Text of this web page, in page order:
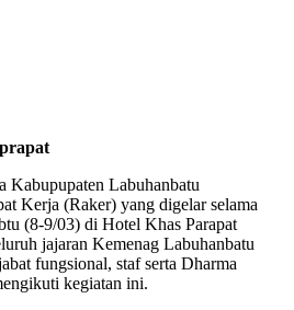
Kabupupaten Labuhanbatu
Kerja (Raker) yang digelar selama
(8-9/03) di Hotel Khas Parapat
jajaran Kemenag Labuhanbatu
fungsional, staf serta Dharma
kegiatan ini.